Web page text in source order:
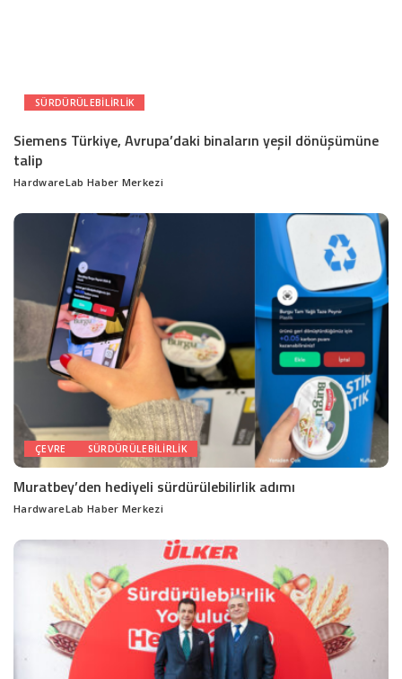
SÜRDÜRÜLEBILIRLIK
Siemens Türkiye, Avrupa’daki binaların yeşil dönüşümüne
talip
Posted
HardwareLab Haber Merkezi
ÇEVRE SÜRDÜRÜLEBILIRLIK
Muratbey’den hediyeli sürdürülebilirlik adımı
Posted
HardwareLab Haber Merkezi